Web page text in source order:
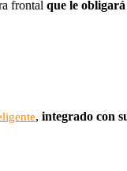
frontal que le
, integrado con